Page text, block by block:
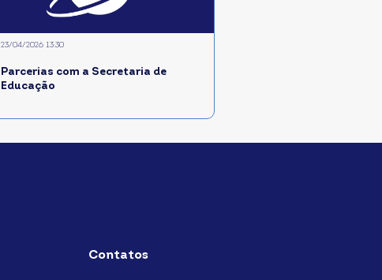
Parcerias com a Secretaria de
Educação
23/04/2026 13:30
Contatos